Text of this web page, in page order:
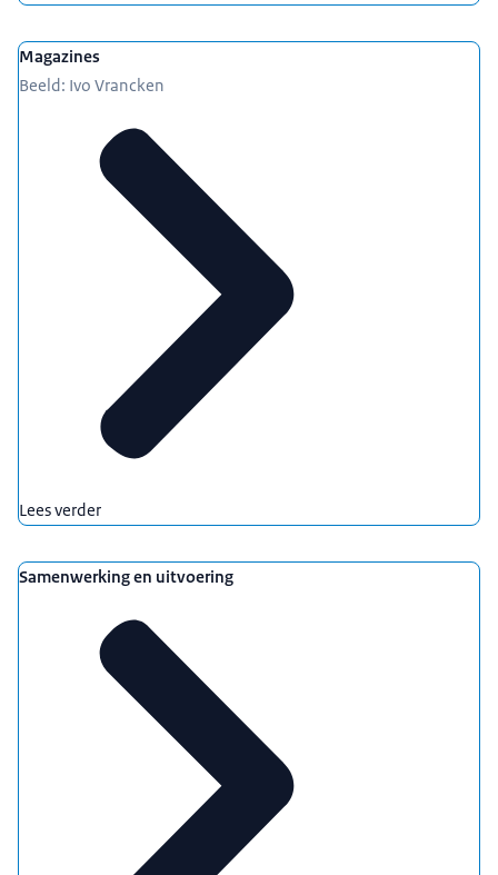
Magazines
Beeld: Ivo Vrancken
Lees verder
Samenwerking en uitvoering